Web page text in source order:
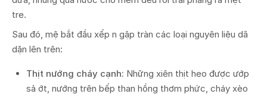
tre.
Sau đó, mệ bắt đầu xếp n gập tràn các loại nguyên liệu dã
dặn lên trên:
Thịt nướng cháy cạnh: Những xiên thịt heo được ướp
sả ớt, nướng trên bếp than hồng thơm phức, cháy xèo